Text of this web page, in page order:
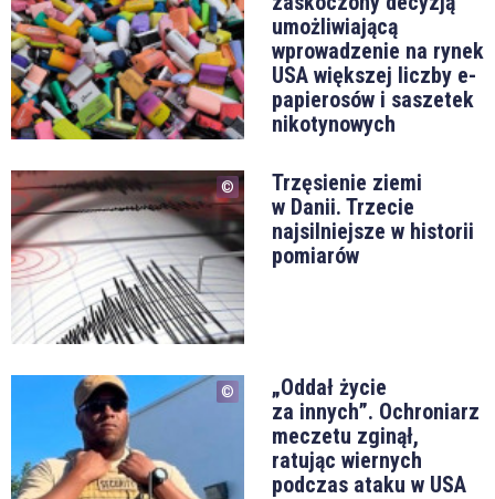
umożliwiającą
wprowadzenie na rynek
USA większej liczby e-
papierosów i saszetek
nikotynowych
Trzęsienie ziemi
w Danii. Trzecie
najsilniejsze w historii
pomiarów
„Oddał życie
za innych”. Ochroniarz
meczetu zginął,
ratując wiernych
podczas ataku w USA